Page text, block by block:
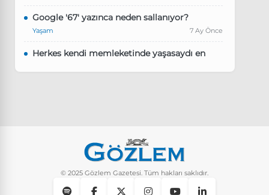
Google '67' yazınca neden sallanıyor?
Yaşam 7 Ay Önce
Herkes kendi memleketinde yaşasaydı en
Instagram’da keşfet nasıl temizlenir?
© 2025 Gözlem Gazetesi. Tüm hakları saklıdır.